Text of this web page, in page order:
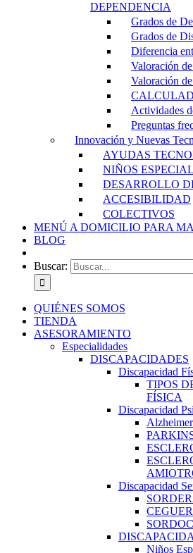
DEPENDENCIA
Grados de
Grados de
Diferencia
Valoración
Valoración
Actividades
Preguntas
Innovación y Nuevas
AYUDAS
NIÑOS
DESARROLLO
ACCESIBILIDAD
COLECTIVOS
MENÚ A DOMICILIO PARA
BLOG
Buscar:
QUIÉNES SOMOS
TIENDA
ASESORAMIENTO
Especialidades
DISCAPACIDADES
Discapacidad
TIPOS
FÍSICA
Discapacidad
Alzheimer
Discapacidad
Niños